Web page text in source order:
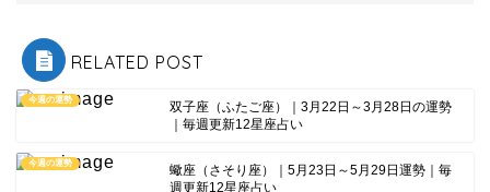
RELATED POST
今週の運勢
双子座（ふたご座）｜3月22日～3月28日の運勢
｜毎週更新12星座占い
今週の運勢
蠍座（さそり座）｜5月23日～5月29日運勢｜毎
週更新12星座占い